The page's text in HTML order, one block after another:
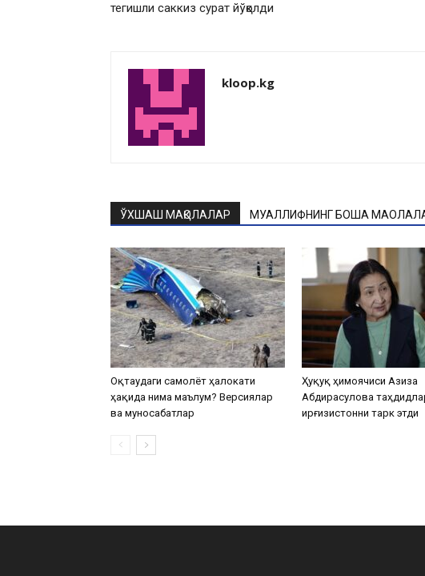
тегишли саккиз сурат йўқолди
kloop.kg
ЎХШАШ МАҚОЛАЛАР МУАЛЛИФНИНГ БОШҚА
Оқтаудаги самолёт ҳалокати
ҳақида нима маълум? Версиялар
ва муносабатлар
Ҳуқуқ ҳимоячиси Азиза
Абдирасулова
Қирғизистонни тарк этди